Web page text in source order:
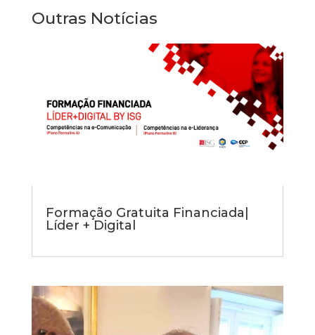
Outras Notícias
Formação Gratuita Financiada|
Líder + Digital